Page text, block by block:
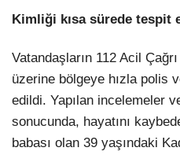
Kimliği kısa sürede tespit
Vatandaşların 112 Acil
üzerine bölgeye hızla polis
edildi. Yapılan incelemeler
sonucunda, hayatını
babası olan 39 yaşındaki